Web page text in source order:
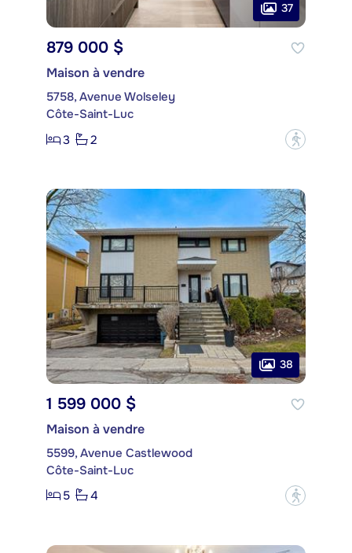
37
879 000 $
Maison à vendre
5758, Avenue Wolseley
Côte-Saint-Luc
3
2 ?
38
1 599 000 $
Maison à vendre
5599, Avenue Castlewood
Côte-Saint-Luc
5
4 ?